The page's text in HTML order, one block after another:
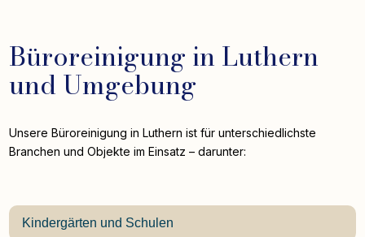
Büroreinigung in Luthern
und Umgebung
Unsere Büroreinigung in Luthern ist für unterschiedlichste
Branchen und Objekte im Einsatz – darunter:
Kindergärten und Schulen